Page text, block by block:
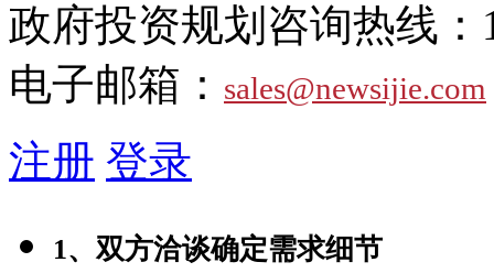
政府投资规划咨询热线：
电子邮箱： sales@newsijie.com
注册 登录
1、双方洽谈确定需求细节